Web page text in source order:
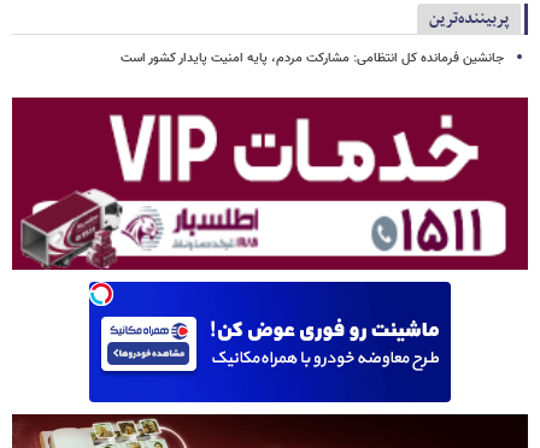
پربیننده‌ترین
جانشین فرمانده کل انتظامی: مشارکت مردم، پایه امنیت پایدار کشور است